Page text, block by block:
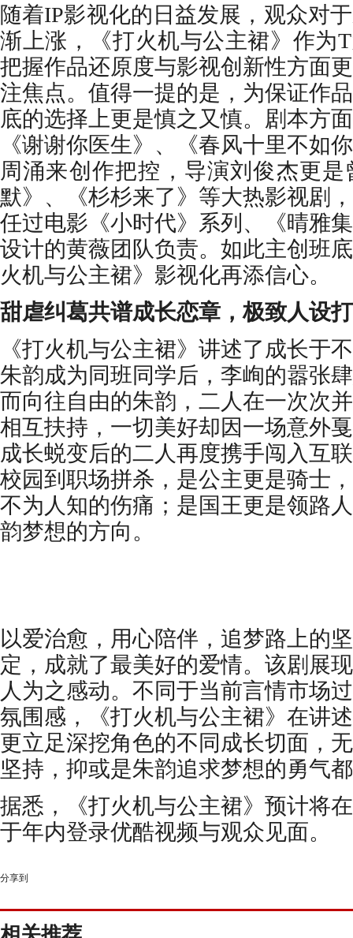
随着IP影视化的日益发展，观众对
渐上涨，《打火机与公主裙》作为
把握作品还原度与影视创新性方面
注焦点。值得一提的是，为保证作
底的选择上更是慎之又慎。剧本方
《谢谢你医生》、《春风十里不如你
周涌来创作把控，导演刘俊杰更
默》、《杉杉来了》等大热影视剧
任过电影《小时代》系列、《晴雅
设计的黄薇团队负责。如此主创班
火机与公主裙》影视化再添信心。
甜虐纠葛共谱成长恋章，极致人设
《打火机与公主裙》讲述了成长于
朱韵成为同班同学后 ，李峋的嚣张
而向往自由的朱韵 ， 二人在一次次
相互扶持，一切美好却因一场意外
成长蜕变后的二人再度携手闯入互
校园到职场拼杀 ，是公主更是骑士
不为人知的伤痛；是国王更是领路
韵梦想的方向 。
以爱治愈，用心陪伴，追梦路上的
定， 成就了最美好的爱情。 该剧展
人为之感动。不同于当前言情市场
氛围感，《打火机与公主裙》在讲
更立足深挖角色的不同成长切面，
坚持，抑或是朱韵追求梦想的勇气
据悉 ，《打火机与公主裙》 预计将
于年内登录优酷视频与观众见面。
分享到